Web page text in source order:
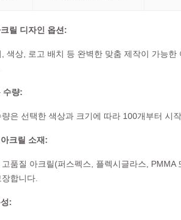
릴 디자인 옵션:
색상, 로고 배치 등 완벽한 맞춤 제작이 가능
수량:
은 선택한 색상과 크기에 따라 100개부터 시
크릴 소재:
고품질 아크릴(퍼스펙스, 플렉시글라스,
합니다.
: